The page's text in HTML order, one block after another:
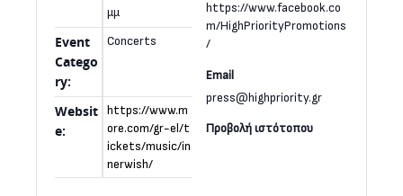
μμ
Event
Catego
ry:
Concerts
Websit
e:
https://www.m
ore.com/gr-el/t
ickets/music/in
nerwish/
https://www.facebook.co
m/HighPriorityPromotions
/
Email
press@highpriority.gr